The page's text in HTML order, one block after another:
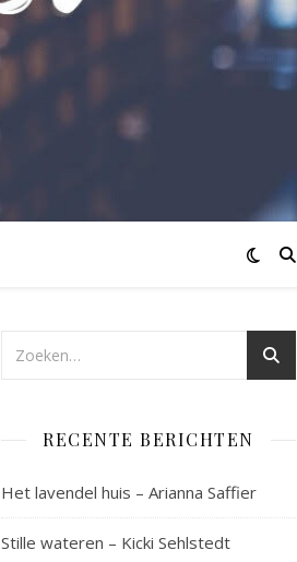
RECENTE BERICHTEN
Het lavendel huis – Arianna Saffier
Stille wateren – Kicki Sehlstedt